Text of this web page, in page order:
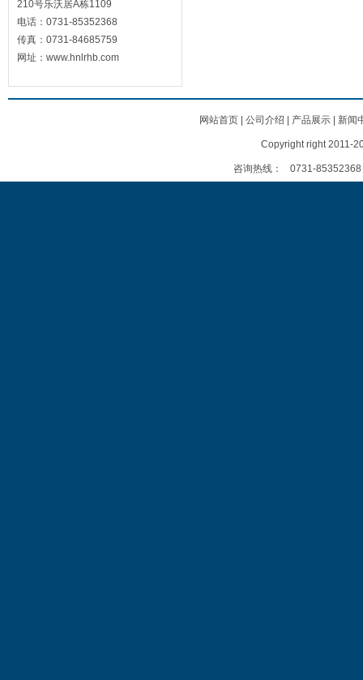
210号乐沃居A栋1109
电话：0731-85352368
传真：0731-84685759
网址：www.hnlrhb.com
网站首页| 公司介绍 产品展示| 新闻
Copyright right 2011-
咨询热线： 0731-85352368